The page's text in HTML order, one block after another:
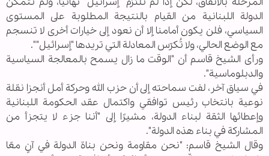
‏الدولة اللبنانية من القيام بالنتيجة المطلوبة على المستوى
السياسي، فلن يكون أمامنا إلا أن نعود إلى خيارات أخرى ‏لا تنسجم
مع الوضع الحالي، ولا تُكرّس المعادلة التي تريدها "إسرائيل"".‏
ورأى الشيخ قاسم أن "الوقت ما زال يسمح بالمعالجة السياسية
والدبلوماسية".
في سياق آخر، لفت سماحته إلى أن حزب الله وحركة أمل أنجزا نقلة
نوعية بانتخاب رئيس توافقي واكتمال عقد الحكومة اللبنانية
وإعطائها الثقة لبناء الدولة، مشيرًا إلى "أننا جزء لا يتجزأ من
المشاركة في بناء هذه الدولة".
وقال الشيخ قاسم: "نحن مقاومة ونحن بناة الدولة في آنٍ معًا